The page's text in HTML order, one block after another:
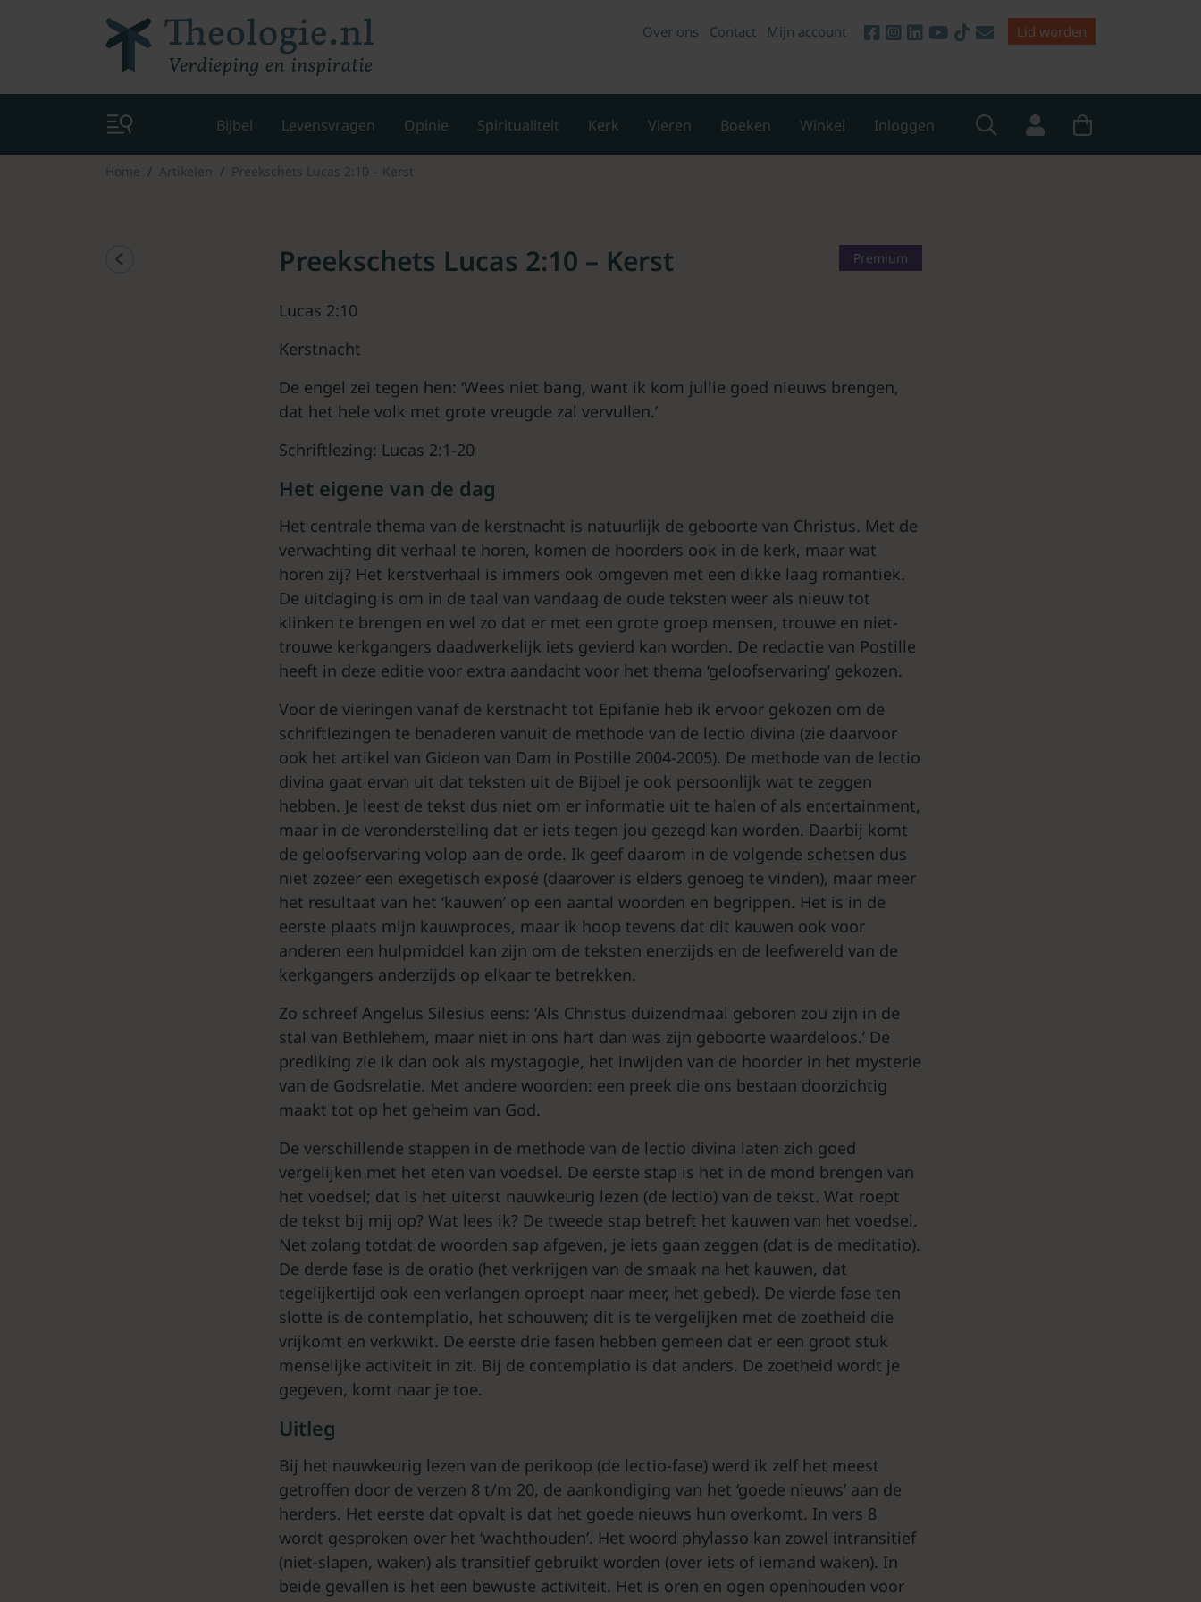
Over ons Contact Mijn account Lid worden
Bijbel Levensvragen Opinie Spiritualiteit Kerk Vieren Boeken Winkel Inloggen
Home Artikelen Preekschets Lucas 2:10 – Kerst
Premium
Preekschets Lucas 2:10 – Kerst
Lucas 2:10
Kerstnacht
De engel zei tegen hen: ‘Wees niet bang, want ik kom jullie goed nieuws brengen,
dat het hele volk met grote vreugde zal vervullen.’
Schriftlezing: Lucas 2:1-20
Het eigene van de dag
Het centrale thema van de kerstnacht is natuurlijk de geboorte van Christus. Met de
verwachting dit verhaal te horen, komen de hoorders ook in de kerk, maar wat
horen zij? Het kerstverhaal is immers ook omgeven met een dikke laag romantiek.
De uitdaging is om in de taal van vandaag de oude teksten weer als nieuw tot
klinken te brengen en wel zo dat er met een grote groep mensen, trouwe en niet-
trouwe kerkgangers daadwerkelijk iets gevierd kan worden. De redactie van Postille
heeft in deze editie voor extra aandacht voor het thema ‘geloofservaring’ gekozen.
Voor de vieringen vanaf de kerstnacht tot Epifanie heb ik ervoor gekozen om de
schriftlezingen te benaderen vanuit de methode van de lectio divina (zie daarvoor
ook het artikel van Gideon van Dam in Postille 2004-2005). De methode van de lectio
divina gaat ervan uit dat teksten uit de Bijbel je ook persoonlijk wat te zeggen
hebben. Je leest de tekst dus niet om er informatie uit te halen of als entertainment,
maar in de veronderstelling dat er iets tegen jou gezegd kan worden. Daarbij komt
de geloofservaring volop aan de orde. Ik geef daarom in de volgende schetsen dus
niet zozeer een exegetisch exposé (daarover is elders genoeg te vinden), maar meer
het resultaat van het ‘kauwen’ op een aantal woorden en begrippen. Het is in de
eerste plaats mijn kauwproces, maar ik hoop tevens dat dit kauwen ook voor
anderen een hulpmiddel kan zijn om de teksten enerzijds en de leefwereld van de
kerkgangers anderzijds op elkaar te betrekken.
Zo schreef Angelus Silesius eens: ‘Als Christus duizendmaal geboren zou zijn in de
stal van Bethlehem, maar niet in ons hart dan was zijn geboorte waardeloos.’ De
prediking zie ik dan ook als mystagogie, het inwijden van de hoorder in het mysterie
van de Godsrelatie. Met andere woorden: een preek die ons bestaan doorzichtig
maakt tot op het geheim van God.
De verschillende stappen in de methode van de lectio divina laten zich goed
vergelijken met het eten van voedsel. De eerste stap is het in de mond brengen van
het voedsel; dat is het uiterst nauwkeurig lezen (de lectio) van de tekst. Wat roept
de tekst bij mij op? Wat lees ik? De tweede stap betreft het kauwen van het voedsel.
Net zolang totdat de woorden sap afgeven, je iets gaan zeggen (dat is de meditatio).
De derde fase is de oratio (het verkrijgen van de smaak na het kauwen, dat
tegelijkertijd ook een verlangen oproept naar meer, het gebed). De vierde fase ten
slotte is de contemplatio, het schouwen; dit is te vergelijken met de zoetheid die
vrijkomt en verkwikt. De eerste drie fasen hebben gemeen dat er een groot stuk
menselijke activiteit in zit. Bij de contemplatio is dat anders. De zoetheid wordt je
gegeven, komt naar je toe.
Uitleg
Bij het nauwkeurig lezen van de perikoop (de lectio-fase) werd ik zelf het meest
getroffen door de verzen 8 t/m 20, de aankondiging van het ‘goede nieuws’ aan de
herders. Het eerste dat opvalt is dat het goede nieuws hun overkomt. In vers 8
wordt gesproken over het ‘wachthouden’. Het woord phylasso kan zowel intransitief
(niet-slapen, waken) als transitief gebruikt worden (over iets of iemand waken). In
beide gevallen is het een bewuste activiteit. Het is oren en ogen openhouden voor